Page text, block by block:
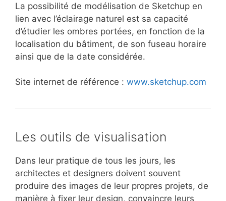
La possibilité de modélisation de Sketchup en
lien avec l’éclairage naturel est sa capacité
d’étudier les ombres portées, en fonction de la
localisation du bâtiment, de son fuseau horaire
ainsi que de la date considérée.
Site internet de référence : www.sketchup.com
Les outils de visualisation
Dans leur pratique de tous les jours, les
architectes et designers doivent souvent
produire des images de leur propres projets, de
manière à fixer leur design, convaincre leurs